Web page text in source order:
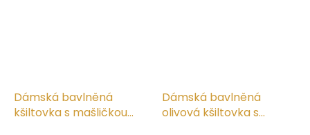
Dámská bavlněná
kšiltovka s mašličkou
Dámská bavlněná
olivová kšiltovka s